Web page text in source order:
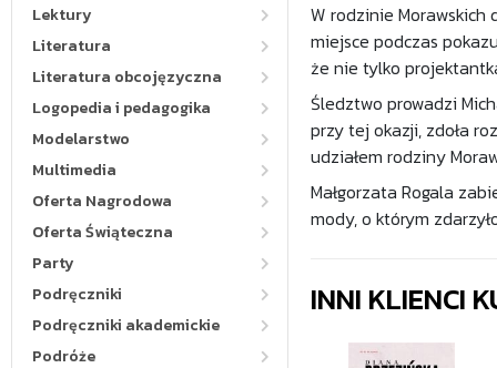
Lektury
Literatura
Literatura obcojęzyczna
Logopedia i pedagogika
Modelarstwo
Multimedia
Oferta Nagrodowa
Oferta Świąteczna
Party
Podręczniki
Podręczniki akademickie
Podróże
W rodzinie
miejsce podczas
że nie tylko
Śledztwo prowadzi
przy tej okazji, zdoła
udziałem rodziny
Małgorzata Rogala
mody, o którym
INNI KLIENCI